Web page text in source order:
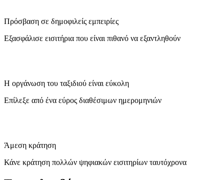
Πρόσβαση σε δημοφιλείς εμπειρίες
Εξασφάλισε εισιτήρια που είναι πιθανό να εξαντληθούν
Η οργάνωση του ταξιδιού είναι εύκολη
Επίλεξε από ένα εύρος διαθέσιμων ημερομηνιών
Άμεση κράτηση
Κάνε κράτηση πολλών ψηφιακών εισιτηρίων ταυτόχρονα